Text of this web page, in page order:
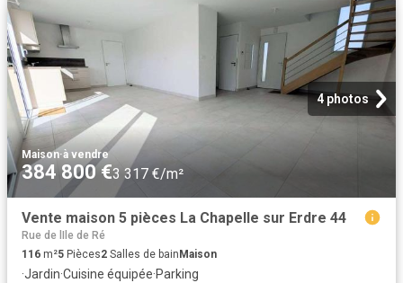
4 photos
Maison·à vendre
384 800 €3 317 €/m²
Vente maison 5 pièces La Chapelle sur Erdre 44
Rue de lIle de Ré
116 m²5 Pièces2 Salles de bain Maison
·Jardin·Cuisine équipée·Parking